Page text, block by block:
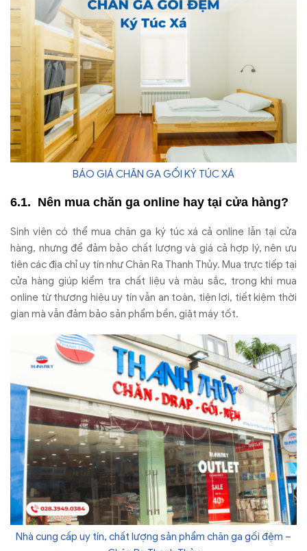
BÁO GIÁ CHĂN GA GỐI KÝ TÚC XÁ
Nên mua chăn ga online hay tại cửa hàng?
Sinh viên có thể mua chăn ga ký túc xá cả online lẫn tại cửa
hàng, nhưng để đảm bảo chất lượng và giá cả hợp lý, nênưu
tiên cácđịa chỉ uy tín như Chăn Ra Thanh Thủy. Mua trực tiếp tại
cửa hàng giúp kiểm tra chất liệu và màu sắc, trong khi mua
online từ thương hiệu uy tín vẫn an toàn, tiện lợi, tiết kiệm thời
gian mà vẫn đảm bảo sản phẩm bền, giặt máy tốt.
Nhà cung cấp uy tín, chất lượng sản phẩm chăn ga gối đệm –